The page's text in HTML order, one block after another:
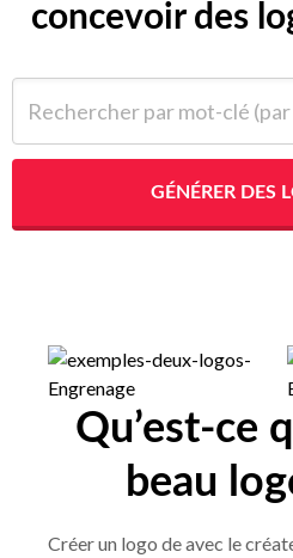
concevoir des
GÉNÉRER DES
Qu’est-ce
beau
Créer un logo de avec le